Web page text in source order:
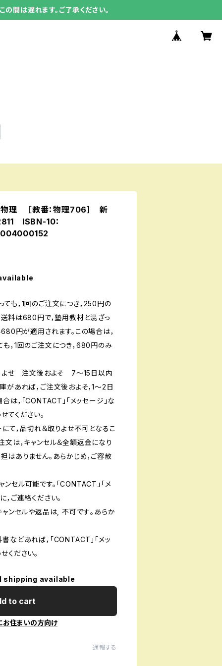
間は遅れます。ご了承ください。
理 ［教番：物理706］ 新
ISBN-10：
も，1回のご注文につき，250円の
料は680円で，塾用教材と混ざっ
円が適用されます。この場合は，
，1回のご注文につき，680円のみ
りよせ 注文後およそ 7〜15日以内
があれば，ご注文後およそ，1〜2日
は，「CONTACT」「メッセージ」な
てください。
て，品切れ＆取りよせ不可となるこ
文は，キャンセル＆全額返金になり
はありません。あらかじめ，ご容赦
セル可能です。「CONTACT」「メ
，ご連絡ください。
ンセルや返品は, 不可です｡あらか
などあれば，「CONTACT」「メッ
ください。
shipping available
to cart
お住まいの方向け
通報する